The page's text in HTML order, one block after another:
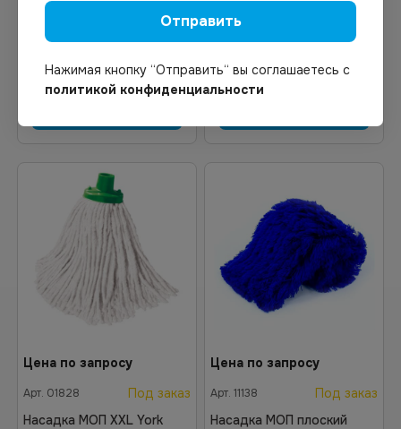
нетканый
Цена по запросу
Арт. 01828
Под заказ
Насадка МОП XXL York
Цена по запросу
Арт. 11138
Под заказ
Насадка МОП плоский
Отправить
Нажимая кнопку “Отправить“ вы соглашаетесь с
политикой конфиденциальности